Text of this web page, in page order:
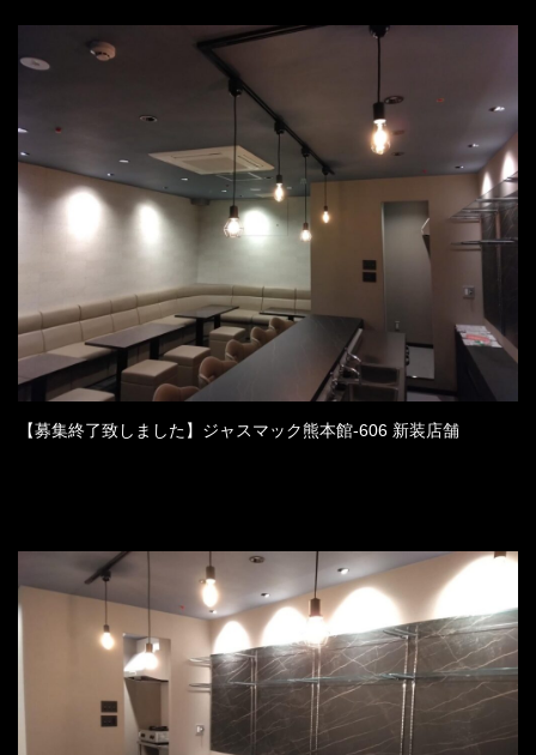
【募集終了致しました】ジャスマック熊本館-606 新装店舗